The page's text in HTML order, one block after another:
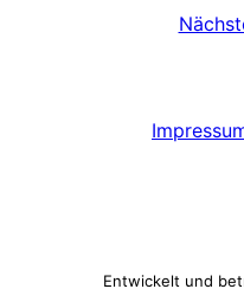
Entwickelt und